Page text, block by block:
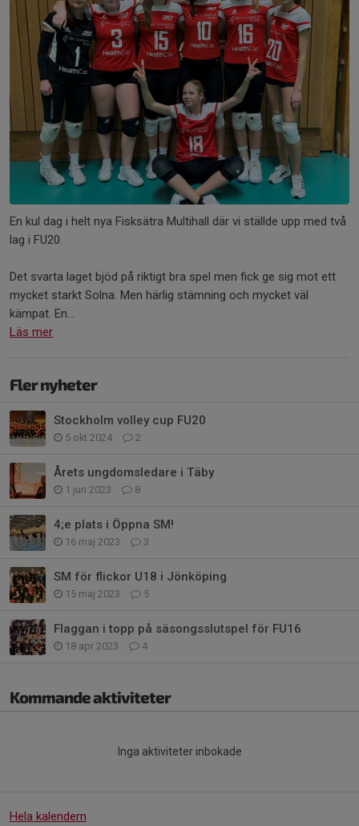
En kul dag i helt nya Fisksätra Multihall där vi ställde upp med två
lag i FU20.
Det svarta laget bjöd på riktigt bra spel men fick ge sig mot ett
mycket starkt Solna. Men härlig stämning och mycket väl
kämpat. En...
Läs mer
Fler nyheter
Stockholm volley cup FU20
5 okt 2024 2
Årets ungdomsledare i Täby
1 jun 2023 8
4;e plats i Öppna SM!
16 maj 2023 3
SM för flickor U18 i Jönköping
15 maj 2023 5
Flaggan i topp på säsongsslutspel för FU16
18 apr 2023 4
Kommande aktiviteter
Inga aktiviteter inbokade
Hela kalendern